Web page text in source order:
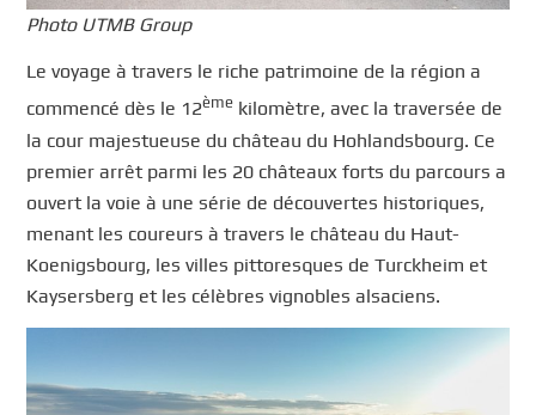
Photo UTMB Group
Le voyage à travers le riche patrimoine de la région a
commencé dès le 12ème kilomètre, avec la traversée de
la cour majestueuse du château du Hohlandsbourg. Ce
premier arrêt parmi les 20 châteaux forts du parcours a
ouvert la voie à une série de découvertes historiques,
menant les coureurs à travers le château du Haut-
Koenigsbourg, les villes pittoresques de Turckheim et
Kaysersberg et les célèbres vignobles alsaciens.